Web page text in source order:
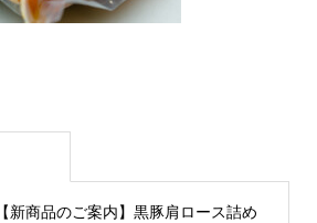
【新商品のご案内】黒豚肩ロース詰め